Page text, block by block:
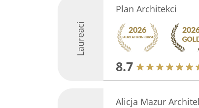
Laureaci
Plan Architekci
8.7
Alicja Mazur